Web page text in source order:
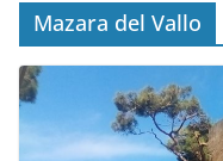
Mazara del Vallo